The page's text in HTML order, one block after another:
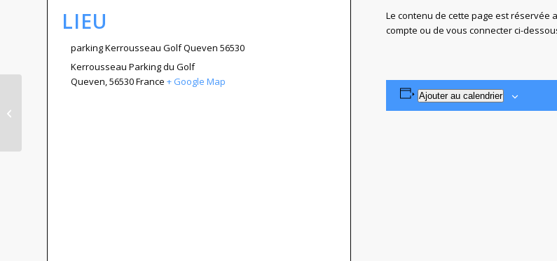
Le contenu de cette page est réservée
compte ou de vous connecter ci-
Ajouter au calendrier
LIEU
parking Kerrousseau Golf Queven 56530
Kerrousseau Parking du Golf
Queven,56530France + Google Map